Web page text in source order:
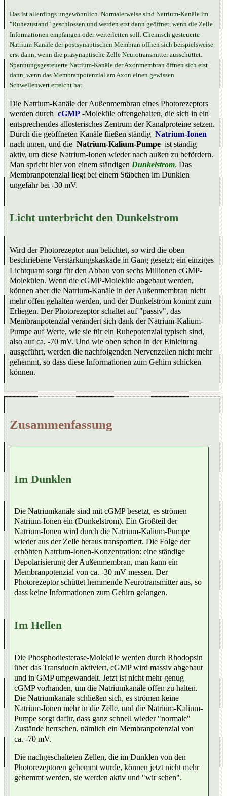
Das ist allerdings ungewöhnlich. Normalerweise sind Natrium-Kanäle im
"Ruhezustand" geschlossen und werden erst dann geöffnet, wenn die Zelle
Informationen empfangen oder weiterleiten soll. Chemisch gesteuerte
Natrium-Kanäle der postsynaptischen Membran öffnen sich beispielsweise
erst dann, wenn die präsynaptische Zelle Neurotransmitter ausschüttet.
Spannungsgesteuerte Natrium-Kanäle der Axonmembran öffnen sich erst
dann, wenn das Membranpotenzial am Axon einen gewissen
Schwellenwert erreicht hat.
Die Natrium-Kanäle der Außenmembran eines Photorezeptors
werden durch cGMP -Moleküle offengehalten, die sich in ein
entsprechendes allosterisches Zentrum der Kanalproteine setzen.
Durch die geöffneten Kanäle fließen ständig Natrium-Ionen
nach innen, und die Natrium-Kalium-Pumpe ist ständig
aktiv, um diese Natrium-Ionen wieder nach außen zu befördern.
Man spricht hier von einem ständigen Dunkelstrom. Das
Membranpotenzial liegt bei einem Stäbchen im Dunklen
ungefähr bei -30 mV.
Licht unterbricht den Dunkelstrom
Wird der Photorezeptor nun belichtet, so wird die oben
beschriebene Verstärkungskaskade in Gang gesetzt; ein einziges
Lichtquant sorgt für den Abbau von sechs Millionen cGMP-
Molekülen. Wenn die cGMP-Moleküle abgebaut werden,
können aber die Natrium-Kanäle in der Außenmembran nicht
mehr offen gehalten werden, und der Dunkelstrom kommt zum
Erliegen. Der Photorezeptor schaltet auf "passiv", das
Membranpotenzial verändert sich dank der Natrium-Kalium-
Pumpe auf Werte, wie sie für ein Ruhepotenzial typisch sind,
also auf ca. -70 mV. Und wie oben schon in der Einleitung
ausgeführt, werden die nachfolgenden Nervenzellen nicht mehr
gehemmt, so dass diese Informationen zum Gehirn schicken
können.
Zusammenfassung
Im Dunklen
Die Natriumkanäle sind mit cGMP besetzt, es strömen
Natrium-Ionen ein (Dunkelstrom). Ein Großteil der
Natrium-Ionen wird durch die Natrium-Kalium-Pumpe
wieder aus der Zelle heraus transportiert. Die Folge der
erhöhten Natrium-Ionen-Konzentration: eine ständige
Depolarisierung der Außenmembran, man kann ein
Membranpotenzial von ca. -30 mV messen. Der
Photorezeptor schüttet hemmende Neurotransmitter aus, so
dass keine Informationen zum Gehirn gelangen.
Im Hellen
Die Phosphodiesterase-Moleküle werden durch Rhodopsin
über das Transducin aktiviert, cGMP wird massiv abgebaut
und in GMP umgewandelt. Jetzt ist nicht mehr genug
cGMP vorhanden, um die Natriumkanäle offen zu halten.
Die Natriumkanäle schließen sich, es strömen keine
Natrium-Ionen mehr in die Zelle, und die Natrium-Kalium-
Pumpe sorgt dafür, dass ganz schnell wieder "normale"
Zustände herrschen, nämlich ein Membranpotenzial von
ca. -70 mV.
Die nachgeschalteten Zellen, die im Dunklen von den
Photorezeptoren gehemmt wurde, können jetzt nicht mehr
gehemmt werden, sie werden aktiv und "wir sehen".